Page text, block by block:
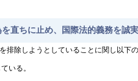
直ちに止め、国際法的義務を誠
排除しようとしていることに関し以下
いる。